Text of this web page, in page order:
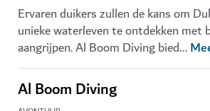
Ervaren duikers zullen de kans om
unieke waterleven te ontdekken met
aangrijpen.Al Boom Divingbied...
Al Boom Diving